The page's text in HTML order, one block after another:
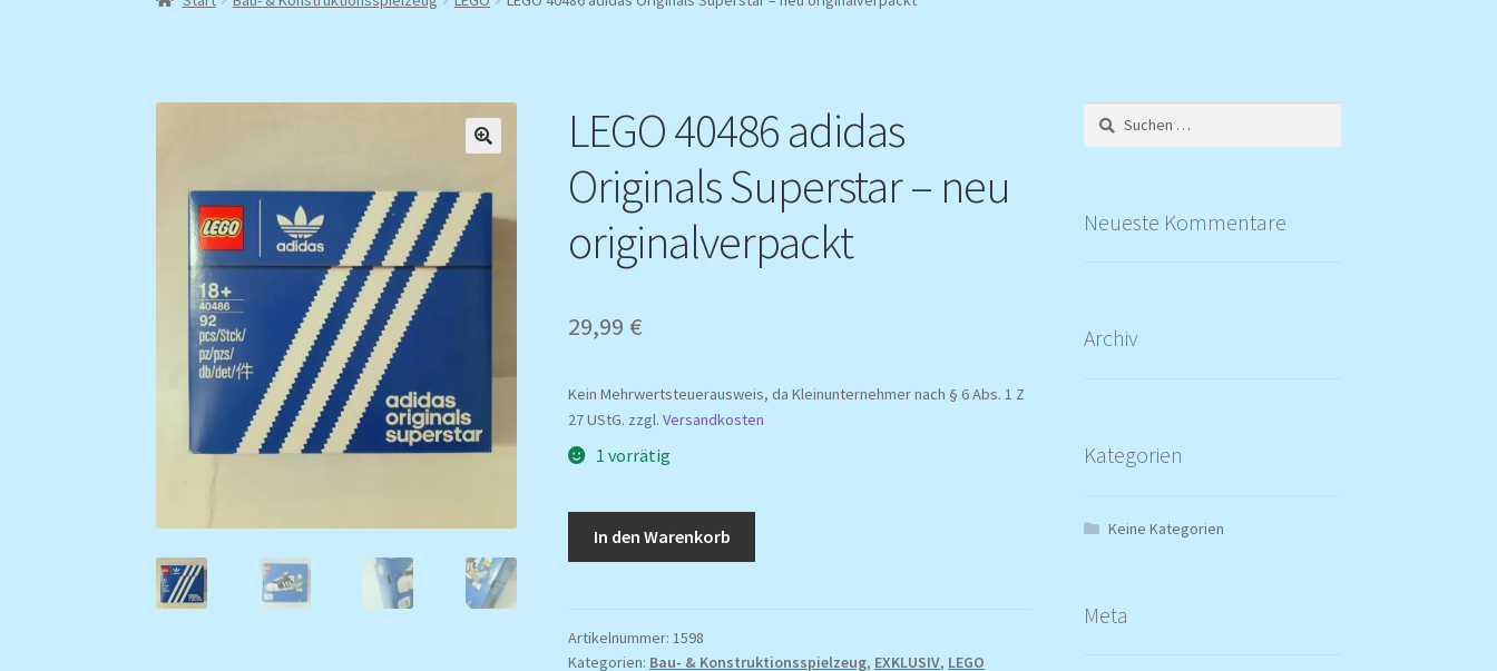
LEGO 40486 adidas
Originals Superstar – neu
originalverpackt
29,99 €
Kein Mehrwertsteuerausweis, da Kleinunternehmer nach § 6 Abs. 1 Z
27 UStG. zzgl.Versandkosten
1 vorrätig
Superstar
-
In den Warenkorb
Artikelnummer:1598
Kategorien: Bau- & Konstruktionsspielzeug, EXKLUSIV, LEGO
Suchen
nach:
Neueste Kommentare
Archiv
Kategorien
Keine Kategorien
Meta